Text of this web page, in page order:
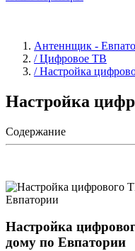
Антеннщик -
/ Цифровое ТВ
/ Настройка
Настройка
Содержание
Настройка
дому по Евпатории